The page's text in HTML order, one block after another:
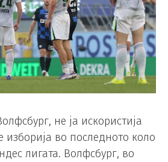
не ја искористија
изборија во последното коло
лигата. Волфсбург, во